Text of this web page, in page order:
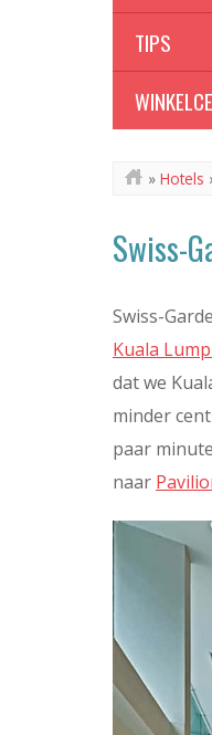
TIPS
» Hotels
Swiss-
Swiss-
Kuala
dat we
minder
paar
naar